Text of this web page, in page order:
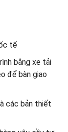
tế
bằng xe tải
để bàn giao
các bản thiết